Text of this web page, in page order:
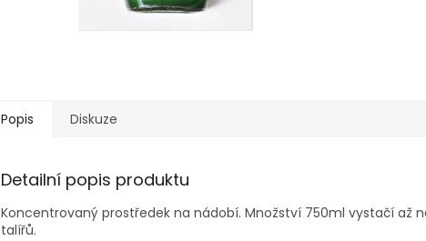
Popis Diskuze
Detailní popis produktu
Koncentrovaný prostředek na nádobí. Množství 750ml vystačí až
talířů.